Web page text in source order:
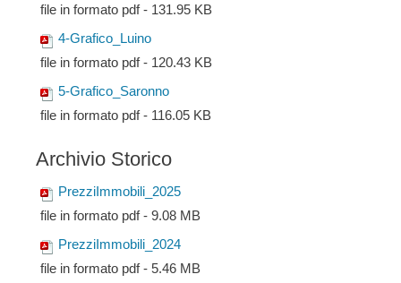
file in formato pdf - 131.95 KB
4-Grafico_Luino
file in formato pdf - 120.43 KB
5-Grafico_Saronno
file in formato pdf - 116.05 KB
Archivio Storico
PrezziImmobili_2025
file in formato pdf - 9.08 MB
PrezziImmobili_2024
file in formato pdf - 5.46 MB